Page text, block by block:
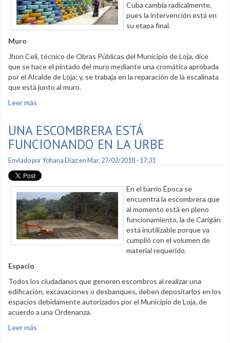
Cuba cambia radicalmente,
pues la intervención está en
su etapa final.
Muro
Jhon Celi, técnico de Obras Públicas del Municipio de Loja, dice
que se hace el pintado del muro mediante una cromática aprobada
por el Alcalde de Loja; y, se trabaja en la reparación de la escalinata
que está junto al muro.
Leer más
UNA ESCOMBRERA ESTÁ
FUNCIONANDO EN LA URBE
Enviado porYohana Diazen Mar, 27/02/2018 - 17:31
En el barrio Época se
encuentra la escombrera que
al momento está en pleno
funcionamiento, la de Carigán
está inutilizable porque ya
cumplió con el volumen de
material requerido.
Espacio
Todos los ciudadanos que generen escombros al realizar una
edificación, excavaciones o desbanques, deben depositarlos en los
espacios debidamente autorizados por el Municipio de Loja, de
acuerdo a una Ordenanza.
Leer más